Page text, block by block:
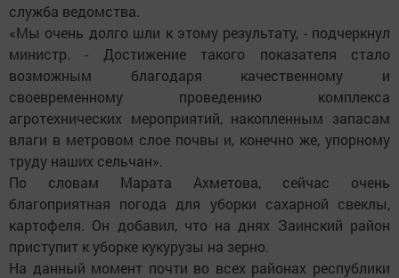
служба ведомства.
«Мы очень долго шли к этому результату, - подчеркнул
министр. - Достижение такого показателя стало
возможным благодаря качественному и
своевременному проведению комплекса
агротехнических мероприятий, накопленным запасам
влаги в метровом слое почвы и, конечно же, упорному
труду наших сельчан».
По словам Марата Ахметова, сейчас очень
благоприятная погода для уборки сахарной свеклы,
картофеля. Он добавил, что на днях Заинский район
приступит к уборке кукурузы на зерно.
На данный момент почти во всех районах республики